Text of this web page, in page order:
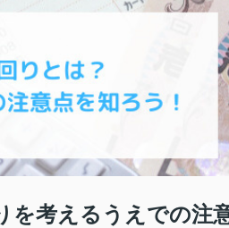
考えるうえでの注